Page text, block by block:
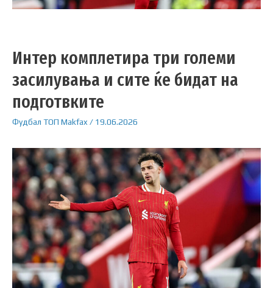
Интер комплетира три големи
засилувања и сите ќе бидат на
подготвките
Фудбал ТОП Makfax / 19.06.2026